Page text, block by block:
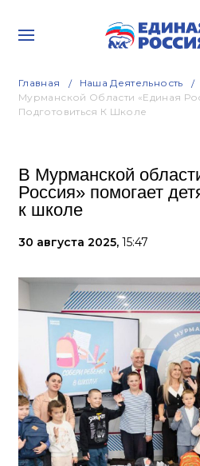
Главная Наша Деятельность
Мурманской Области «Единая
Подготовиться К Школе
В Мурманской
Россия» помогает
к школе
30 августа 2025, 15:47